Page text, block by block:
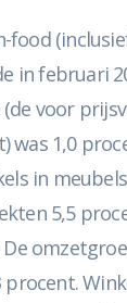
food
in februari
voor
was 1,0
in
5,5